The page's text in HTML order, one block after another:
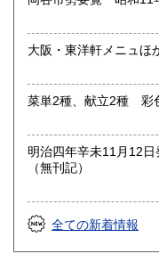
明治四年辛未11月12
（無刊記）
全ての新着情報